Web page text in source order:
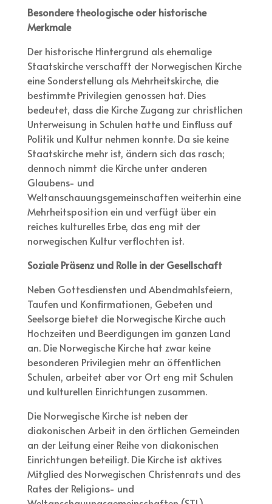
Besondere theologische oder historische
Merkmale
Der historische Hintergrund als ehemalige
Staatskirche verschafft der Norwegischen Kirche
eine Sonderstellung als Mehrheitskirche, die
bestimmte Privilegien genossen hat. Dies
bedeutet, dass die Kirche Zugang zur christlichen
Unterweisung in Schulen hatte und Einfluss auf
Politik und Kultur nehmen konnte. Da sie keine
Staatskirche mehr ist, ändern sich das rasch;
dennoch nimmt die Kirche unter anderen
Glaubens- und
Weltanschauungsgemeinschaften weiterhin eine
Mehrheitsposition ein und verfügt über ein
reiches kulturelles Erbe, das eng mit der
norwegischen Kultur verflochten ist.
Soziale Präsenz und Rolle in der Gesellschaft
Neben Gottesdiensten und Abendmahlsfeiern,
Taufen und Konfirmationen, Gebeten und
Seelsorge bietet die Norwegische Kirche auch
Hochzeiten und Beerdigungen im ganzen Land
an. Die Norwegische Kirche hat zwar keine
besonderen Privilegien mehr an öffentlichen
Schulen, arbeitet aber vor Ort eng mit Schulen
und kulturellen Einrichtungen zusammen.
Die Norwegische Kirche ist neben der
diakonischen Arbeit in den örtlichen Gemeinden
an der Leitung einer Reihe von diakonischen
Einrichtungen beteiligt. Die Kirche ist aktives
Mitglied des Norwegischen Christenrats und des
Rates der Religions- und